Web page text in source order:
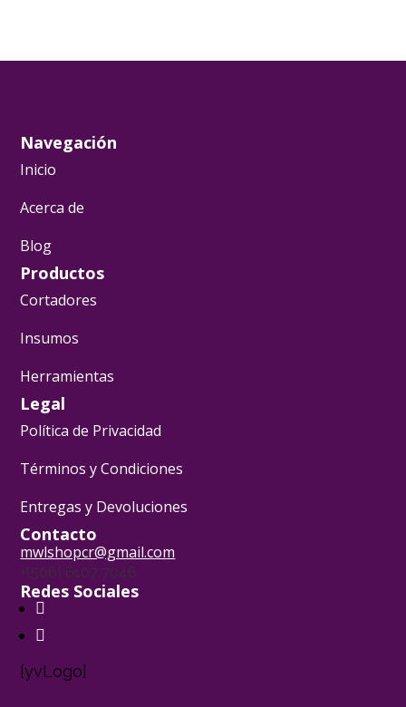
Navegación
Inicio
Acerca de
Blog
Productos
Cortadores
Insumos
Herramientas
Legal
Política de Privacidad
Términos y Condiciones
Entregas y Devoluciones
Contacto
mwlshopcr@gmail.com
+(506) 6107 7046
Redes Sociales
[yvLogo]